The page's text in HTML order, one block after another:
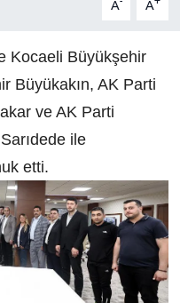
A A
Kocaeli Büyükşehir
Büyükakın, AK Parti
ve AK Parti
ile
etti.